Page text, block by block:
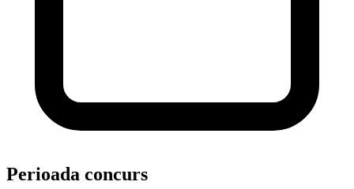
Perioada concurs